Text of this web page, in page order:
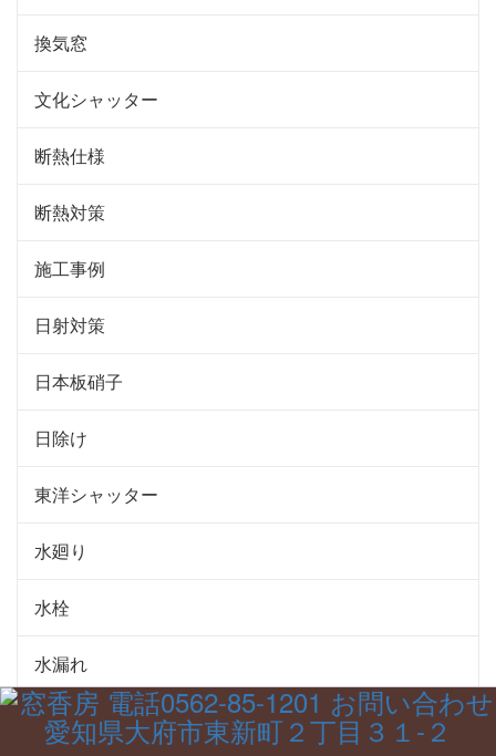
換気窓
文化シャッター
断熱仕様
断熱対策
施工事例
日射対策
日本板硝子
日除け
東洋シャッター
水廻り
水栓
水漏れ
水道管